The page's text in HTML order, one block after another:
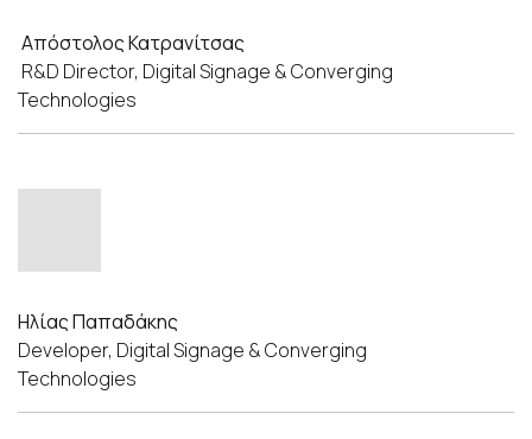
Απόστολος Κατρανίτσας
R&D Director, Digital Signage & Converging
Technologies
Ηλίας Παπαδάκης
Developer, Digital Signage & Converging
Technologies